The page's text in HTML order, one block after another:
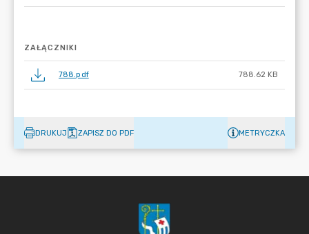
ZAŁĄCZNIKI
788.pdf 788.62 KB
DRUKUJ ZAPISZ DO PDF METRYCZKA